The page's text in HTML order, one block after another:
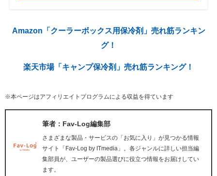
Amazon「クーラーボックス用保冷剤」売れ筋ランキン
グ！
楽天市場「キャンプ保冷剤」売れ筋ランキング！
※本ページはアフィリエイトプログラムによる収益を得ています
筆者：Fav-Log編集部
さまざまな製品・サービスの「お気に入り」が見つかる情報
サイト「Fav-Log by ITmedia」。各ジャンルに詳しい担当編
集部員が、ユーザーの製品選びに役立つ情報をお届けしてい
ます。